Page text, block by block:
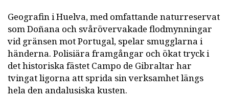
Geografin i Huelva, med omfattande naturreservat
som Doñana och svårövervakade flodmynningar
vid gränsen mot Portugal, spelar smugglarna i
händerna. Polisiära framgångar och ökat tryck i
det historiska fästet Campo de Gibraltar har
tvingat ligorna att sprida sin verksamhet längs
hela den andalusiska kusten.